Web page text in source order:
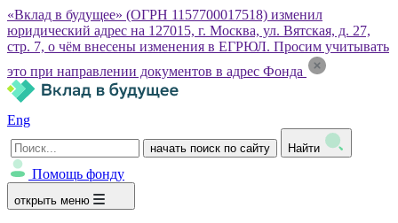
«Вклад в будущее» (ОГРН 1157700017518) изменил
юридический адрес на 127015, г. Москва, ул. Вятская, д. 27,
стр. 7, о чём внесены изменения в ЕГРЮЛ. Просим учитывать
это при направлении документов в адрес Фонда
Eng
начать поиск по сайту Найти
Помощь фонду
открыть меню